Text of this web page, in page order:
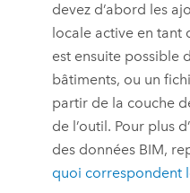
devez d’abord les
locale active en tant
est ensuite possible
bâtiments, ou un
partir de la couche
de l’outil. Pour plus
des données BIM,
quoi correspondent